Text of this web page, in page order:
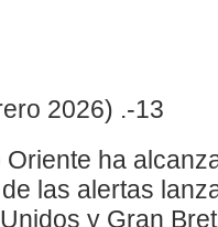
2026) .-13
ha
las alertas
y Gran